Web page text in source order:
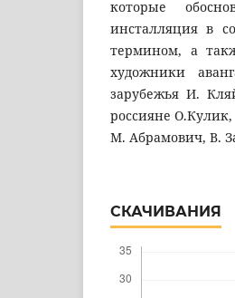
которые
инсталляция в
термином, а
художники
зарубежья И.
россияне О.Кулик,
М. Абрамович, В.
СКАЧИВАНИЯ